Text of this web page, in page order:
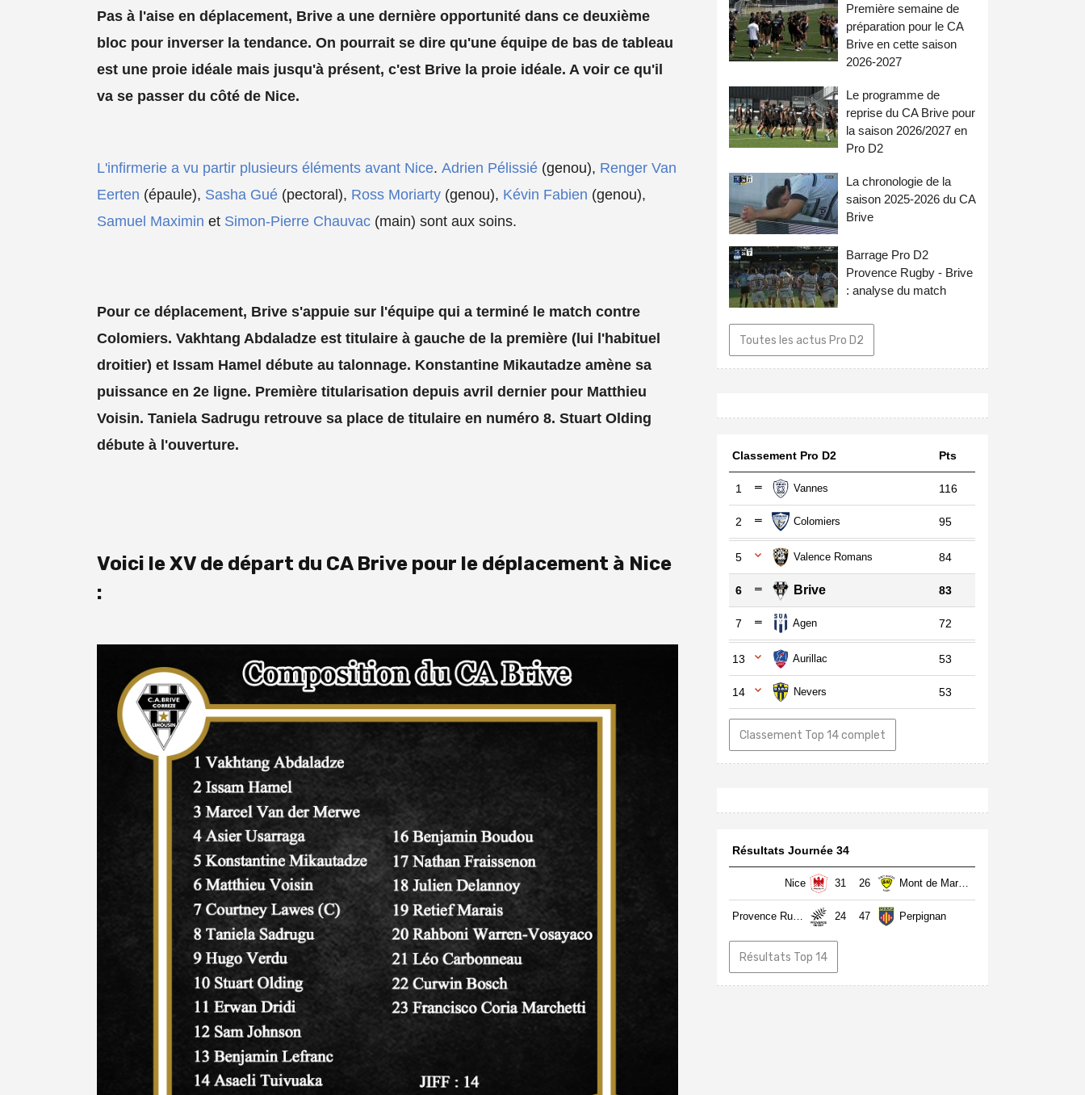
Pas à l'aise en déplacement, Brive a une dernière opportunité dans ce deuxième
bloc pour inverser la tendance. On pourrait se dire qu'une équipe de bas de tableau
est une proie idéale mais jusqu'à présent, c'est Brive la proie idéale. A voir ce qu'il
va se passer du côté de Nice.
L'infirmerie a vu partir plusieurs éléments avant Nice. Adrien Pélissié (genou), Renger Van
Eerten (épaule), Sasha Gué (pectoral), Ross Moriarty (genou), Kévin Fabien (genou),
Samuel Maximin et Simon-Pierre Chauvac (main) sont aux soins.
Pour ce déplacement, Brive s'appuie sur l'équipe qui a terminé le match contre
Colomiers. Vakhtang Abdaladze est titulaire à gauche de la première (lui l'habituel
droitier) et Issam Hamel débute au talonnage. Konstantine Mikautadze amène sa
puissance en 2e ligne. Première titularisation depuis avril dernier pour Matthieu
Voisin. Taniela Sadrugu retrouve sa place de titulaire en numéro 8. Stuart Olding
débute à l'ouverture.
Voici le XV de départ du CA Brive pour le déplacement à Nice
:
Première semaine de
préparation pour le CA
Brive en cette saison
2026-2027
Le programme de
reprise du CA Brive pour
la saison 2026/2027 en
Pro D2
La chronologie de la
saison 2025-2026 du CA
Brive
Barrage Pro D2
Provence Rugby - Brive
: analyse du match
Toutes les actus Pro D2
Classement Pro D2 Pts
1 Vannes 116
2 Colomiers 95
5 Valence Romans 84
6 Brive 83
7 Agen 72
13 Aurillac 53
14 Nevers 53
Classement Top 14 complet
Résultats Journée 34
Nice 31 26 Mont de Marsan
24 47 Perpignan
Résultats Top 14